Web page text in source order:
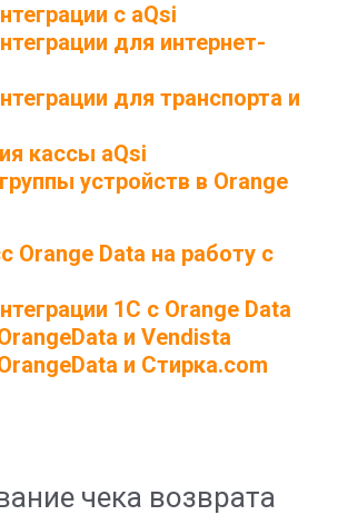
чека возврата
с aQsi
для интернет-
для транспорта и
кассы aQsi
устройств в Orange
Orange Data на работу с
1С с Orange Data
и Vendista
и Стирка.com